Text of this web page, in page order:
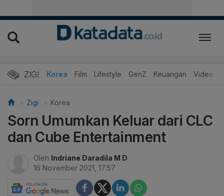
ZIGI
Hits Korea Film Lifestyle GenZ Keuangan Video
Zigi Korea
Sorn Umumkan Keluar dari CLC
dan Cube Entertainment
Oleh Indriane Daradila M D
16 November 2021, 17:57